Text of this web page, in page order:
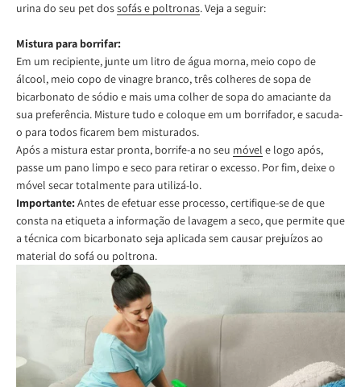
urina do seu pet dossofás e poltronas. Veja a seguir:
Mistura para borrifar:
Em um recipiente, junte um litro de água morna, meio copo de
álcool, meio copo de vinagre branco, três colheres de sopa de
bicarbonato de sódio e mais uma colher de sopa do amaciante da
sua preferência. Misture tudo e coloque em um borrifador, e sacuda-
o para todos ficarem bem misturados.
Após a mistura estar pronta, borrife-a no seu móvel e logo após,
passe um pano limpo e seco para retirar o excesso. Por fim, deixe o
móvel secar totalmente para utilizá-lo.
Importante:Antes de efetuar esse processo, certifique-se de que
consta na etiqueta a informação de lavagem a seco, que permite que
a técnica com bicarbonato seja aplicada sem causar prejuízos ao
material do sofá ou poltrona.